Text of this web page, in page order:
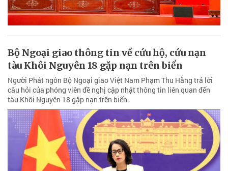
Bộ Ngoại giao thông tin về cứu hộ, cứu nạn
tàu Khôi Nguyên 18 gặp nạn trên biển
Người Phát ngôn Bộ Ngoại giao Việt Nam Phạm Thu Hằng trả lời
câu hỏi của phóng viên đề nghị cập nhật thông tin liên quan đến
tàu Khôi Nguyên 18 gặp nạn trên biển.